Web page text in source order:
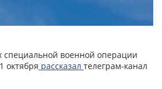
специальной военной операции
октября рассказал телеграм-канал